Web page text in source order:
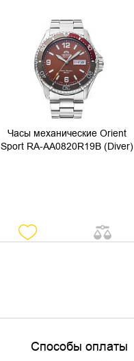
Часы механические Orient
Sport RA-AA0820R19B (Diver)
УТОЧНИТЬ НАЛИЧИЕ
Способы оплаты